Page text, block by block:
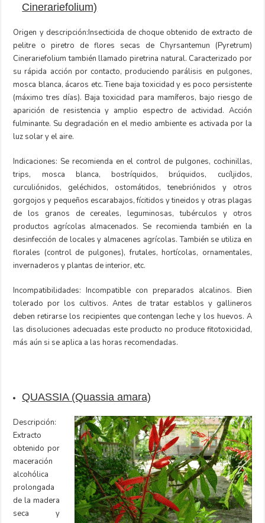
Cinerariefolium)
Origen y descripción:Insecticida de choque obtenido de extracto de
pelitre o piretro de flores secas de Chyrsantemun (Pyretrum)
Cinerariefolium también llamado piretrina natural. Caracterizado por
su rápida acción por contacto, produciendo parálisis en pulgones,
mosca blanca, ácaros etc. Tiene baja toxicidad y es poco persistente
(máximo tres días). Baja toxicidad para mamíferos, bajo riesgo de
aparición de resistencia y amplio espectro de actividad. Acción
fulminante. Su degradación en el medio ambiente es activada por la
luz solar y el aire.
Indicaciones: Se recomienda en el control de pulgones, cochinillas,
trips, mosca blanca, bostríquidos, brúquidos, cucíljidos,
curculiónidos, geléchidos, ostomátidos, tenebriónidos y otros
gorgojos y pequeños escarabajos, fícitidos y tineidos y otras plagas
de los granos de cereales, leguminosas, tubérculos y otros
productos agrícolas almacenados. Se recomienda también en la
desinfección de locales y almacenes agrícolas. También se utiliza en
florales (control de pulgones), frutales, hortícolas, ornamentales,
invernaderos y plantas de interior, etc.
Incompatibilidades: Incompatible con preparados alcalinos. Bien
tolerado por los cultivos. Antes de tratar establos y gallineros
deben retirarse los recipientes que contengan leche y los huevos. A
las disoluciones adecuadas este producto no produce fitotoxicidad,
más aún si se aplica a las horas recomendadas.
QUASSIA (Quassia amara)
Descripción:
Extracto
obtenido por
maceración
alcohólica
prolongada
de la madera
seca y